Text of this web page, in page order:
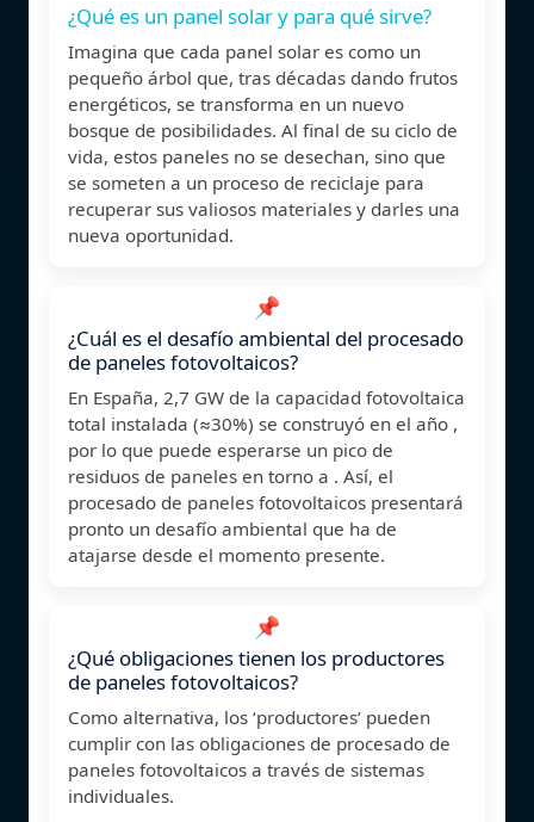
¿Qué es un panel solar y para qué sirve?
Imagina que cada panel solar es como un
pequeño árbol que, tras décadas dando frutos
energéticos, se transforma en un nuevo
bosque de posibilidades. Al final de su ciclo de
vida, estos paneles no se desechan, sino que
se someten a un proceso de reciclaje para
recuperar sus valiosos materiales y darles una
nueva oportunidad.
📌
¿Cuál es el desafío ambiental del procesado
de paneles fotovoltaicos?
En España, 2,7 GW de la capacidad fotovoltaica
total instalada (≈30%) se construyó en el año ,
por lo que puede esperarse un pico de
residuos de paneles en torno a . Así, el
procesado de paneles fotovoltaicos presentará
pronto un desafío ambiental que ha de
atajarse desde el momento presente.
📌
¿Qué obligaciones tienen los productores
de paneles fotovoltaicos?
Como alternativa, los ‘productores’ pueden
cumplir con las obligaciones de procesado de
paneles fotovoltaicos a través de sistemas
individuales.